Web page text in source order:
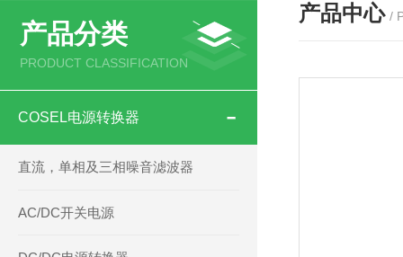
产品分类
PRODUCT CLASSIFICATION
COSEL电源转换器
直流，单相及三相噪音滤波器
AC/DC开关电源
产品中心 /